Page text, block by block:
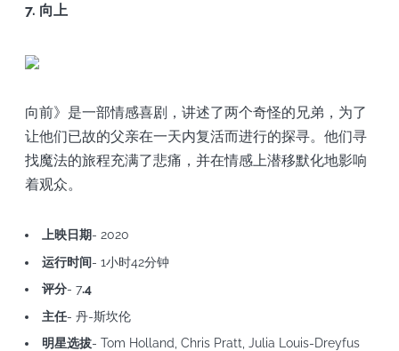
7. 向上
向前》是一部情感喜剧，讲述了两个奇怪的兄弟，为了
让他们已故的父亲在一天内复活而进行的探寻。他们寻
找魔法的旅程充满了悲痛，并在情感上潜移默化地影响
着观众。
上映日期- 2020
运行时间- 1小时42分钟
评分- 7.4
主任- 丹-斯坎伦
明星选拔- Tom Holland, Chris Pratt, Julia Louis-Dreyfus